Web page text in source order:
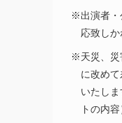
※出演者・
応致しか
※天災、災
に改め
いたし
トの内